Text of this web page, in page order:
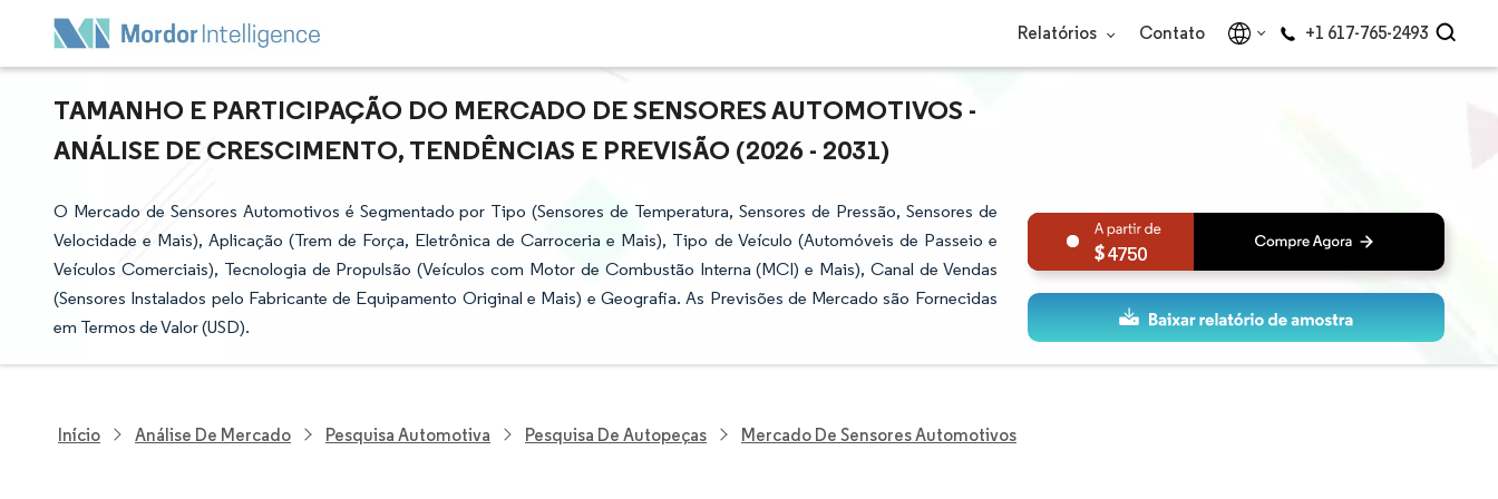
Relatórios Contato +1 617-765-2493
TAMANHO E PARTICIPAÇÃO DO MERCADO DE SENSORES AUTOMOTIVOS -
ANÁLISE DE CRESCIMENTO, TENDÊNCIAS E PREVISÃO (2026 - 2031)
O Mercado de Sensores Automotivos é Segmentado por Tipo (Sensores de Temperatura, Sensores de Pressão, Sensores de
Velocidade e Mais), Aplicação (Trem de Força, Eletrônica de Carroceria e Mais), Tipo de Veículo (Automóveis de Passeio e
Veículos Comerciais), Tecnologia de Propulsão (Veículos com Motor de Combustão Interna (MCI) e Mais), Canal de Vendas
(Sensores Instalados pelo Fabricante de Equipamento Original e Mais) e Geografia. As Previsões de Mercado são Fornecidas
em Termos de Valor (USD).
4750
Início Análise De Mercado Pesquisa Automotiva Pesquisa De Autopeças Mercado De Sensores Automotivos